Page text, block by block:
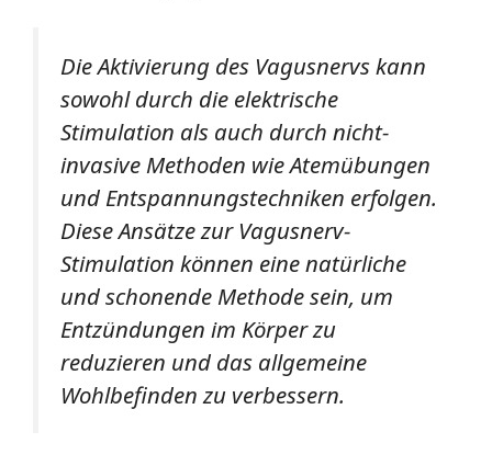
Die Aktivierung des Vagusnervs kann
sowohl durch die elektrische
Stimulation als auch durch nicht-
invasive Methoden wie Atemübungen
und Entspannungstechniken erfolgen.
Diese Ansätze zur Vagusnerv-
Stimulation können eine natürliche
und schonende Methode sein, um
Entzündungen im Körper zu
reduzieren und das allgemeine
Wohlbefinden zu verbessern.